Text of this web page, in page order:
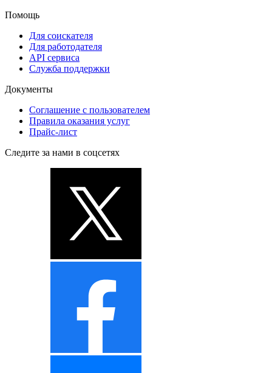
Помощь
Для соискателя
Для работодателя
API сервиса
Служба поддержки
Документы
Соглашение с пользователем
Правила оказания услуг
Прайс-лист
Следите за нами в соцсетях